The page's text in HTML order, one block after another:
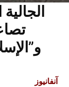
آنفانيوز